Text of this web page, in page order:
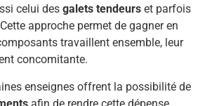
celui des galets tendeurset parfois
approche permet de gagner en
travaillent ensemble, leur
concomitante.
enseignes offrent la possibilité de